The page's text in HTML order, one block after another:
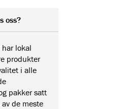
oss?
har lokal
produkter
i alle
pakker satt
de meste